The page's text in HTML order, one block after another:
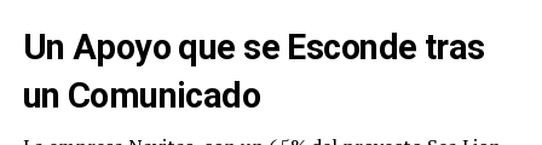
Un Apoyo que se Esconde tras
un Comunicado